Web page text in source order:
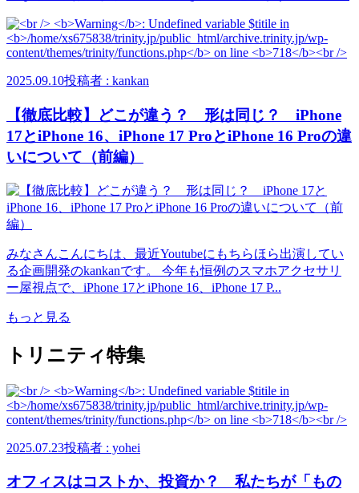
2025.09.10投稿者 : kankan
【徹底比較】どこが違う？ 形は同じ？ iPhone
17とiPhone 16、iPhone 17 ProとiPhone 16 Proの違
いについて（前編）
みなさんこんにちは、最近Youtubeにもちらほら出演してい
る企画開発のkankanです。 今年も恒例のスマホアクセサリ
ー屋視点で、iPhone 17とiPhone 16、iPhone 17 P...
もっと見る
トリニティ特集
2025.07.23投稿者 : yohei
オフィスはコストか、投資か？ 私たちが「もの